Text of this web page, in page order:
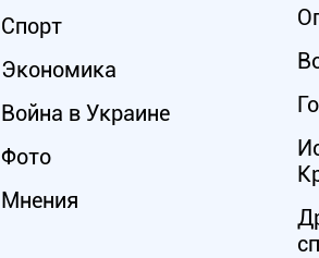
Спорт
Экономика
Война в Украине
Фото
Мнения